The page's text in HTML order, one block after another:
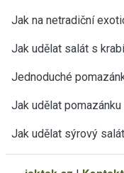
Jak na netradiční
Jak udělat salát s
Jednoduché
Jak udělat
Jak udělat sýrový